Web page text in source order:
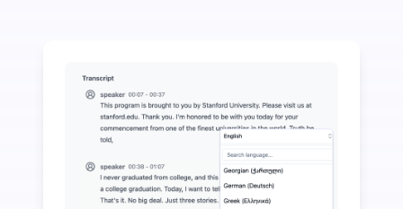
UniScribe offre 120 minutes de transcription
Plus de fonctionnalités d'IA disponibles au-delà de
Générez automatiquement des résumés, des